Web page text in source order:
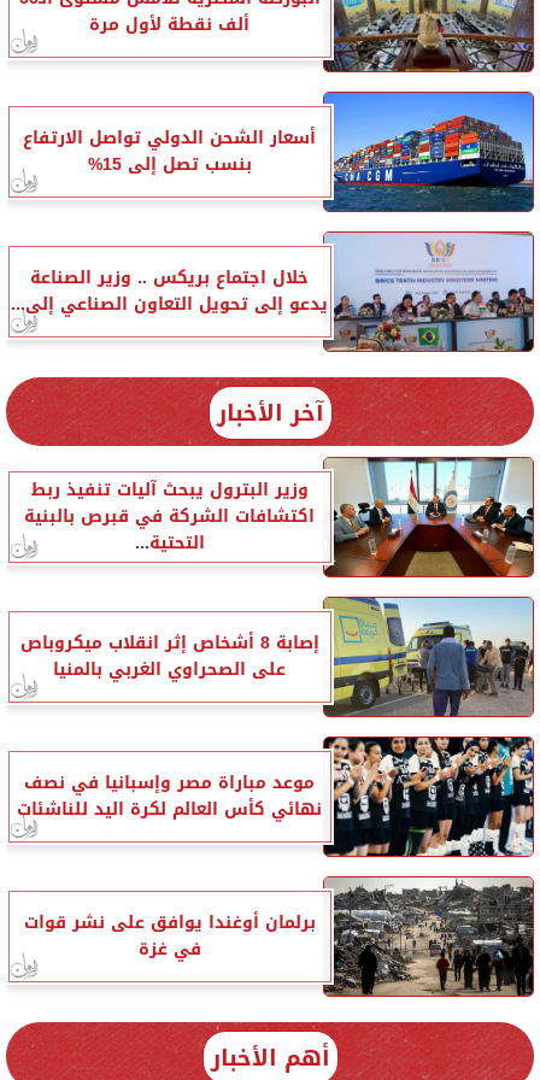
ألف نقطة لأول مرة
أسعار الشحن الدولي تواصل الارتفاع
بنسب تصل إلى 15%
خلال اجتماع بريكس .. وزير الصناعة
يدعو إلى تحويل التعاون الصناعي إلى...
آخر الأخبار
وزير البترول يبحث آليات تنفيذ ربط
اكتشافات الشركة في قبرص بالبنية
التحتية...
إصابة 8 أشخاص إثر انقلاب ميكروباص
على الصحراوي الغربي بالمنيا
موعد مباراة مصر وإسبانيا في نصف
نهائي كأس العالم لكرة اليد للناشئات
برلمان أوغندا يوافق على نشر قوات
في غزة
أهم الأخبار